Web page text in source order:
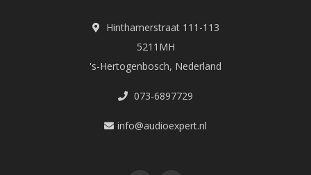
Hinthamerstraat 111-113
5211MH
's-Hertogenbosch, Nederland
073-6897729
info@audioexpert.nl